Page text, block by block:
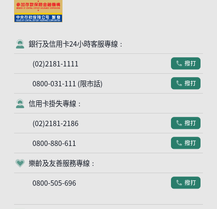
客服符號
銀行及信用卡24小時客服專線：
(02)2181-1111
電話符號
撥打
0800-031-111 (限市話) 電話符號
撥打
客服符號
信用卡掛失專線：
(02)2181-2186
電話符號
撥打
0800-880-611 電話符號
撥打
客服符號
樂齡及友善服務專線：
0800-505-696
電話符號
撥打